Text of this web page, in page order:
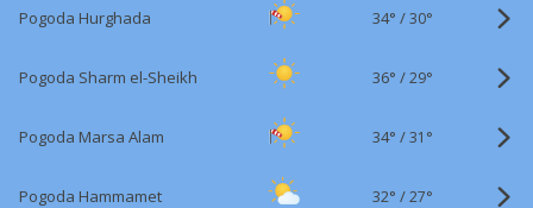
Pogoda Hurghada 34° /30°
Pogoda Sharm el-Sheikh 36° /29°
Pogoda Marsa Alam 34° /31°
Pogoda Hammamet 32° /27°